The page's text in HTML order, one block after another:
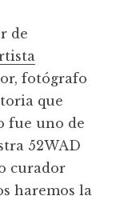
de
fotógrafo
que
fue uno de
52WAD
curador
haremos la